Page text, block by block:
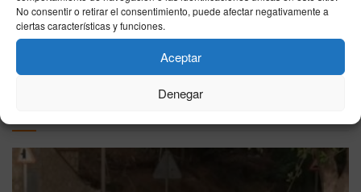
No consentir o retirar el consentimiento, puede afectar negativamente a
ciertas características y funciones.
Aceptar
Denegar
VER MÁS